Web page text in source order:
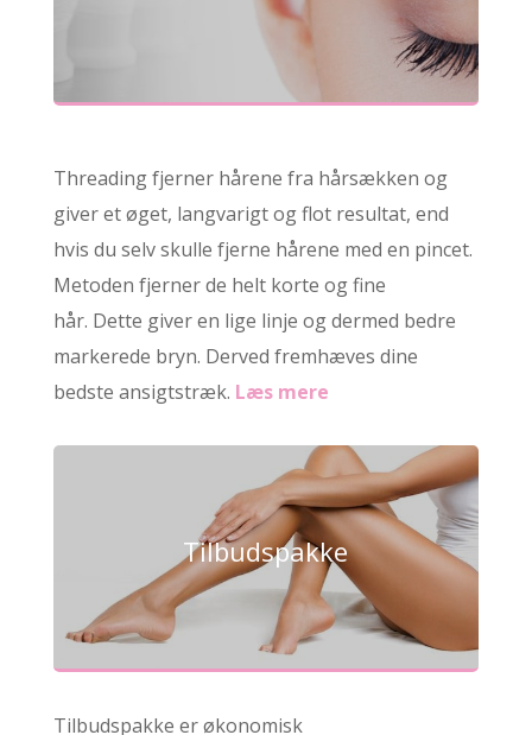
Threading fjerner hårene fra hårsækken og
giver et øget, langvarigt og flot resultat, end
hvis du selv skulle fjerne hårene med en pincet.
Metoden fjerner de helt korte og fine
hår. Dette giver en lige linje og dermed bedre
markerede bryn. Derved fremhæves dine
bedste ansigtstræk. Læs mere
Tilbudspakke
Tilbudspakke er økonomisk